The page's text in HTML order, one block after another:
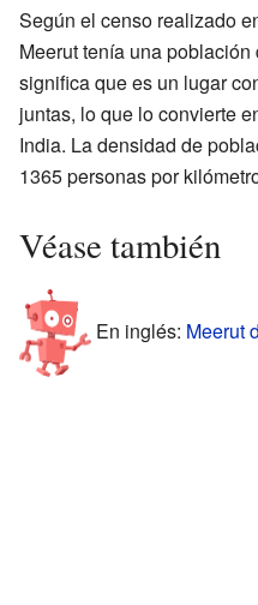
Según el censo realizado
Meerut tenía una
significa que es un lugar
juntas, lo que lo convierte
India. La densidad de
1365 personas por
Véase también
En inglés: Meerut